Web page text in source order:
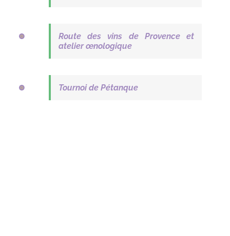
Route des vins de Provence et
atelier œnologique
Tournoi de Pétanque